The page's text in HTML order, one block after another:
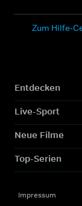
Zum Hilfe-
Entdecken
Live-Sport
Neue Filme
Top-Serien
Impressum